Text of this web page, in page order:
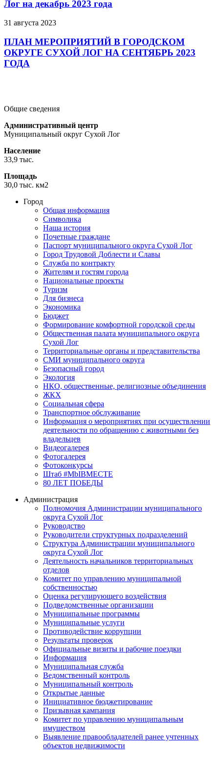
Лог на декабрь 2023 года
31 августа 2023
ПЛАН МЕРОПРИЯТИЙ В ГОРОДСКОМ
ОКРУГЕ СУХОЙ ЛОГ НА СЕНТЯБРЬ 2023
ГОДА
Общие сведения
Административный центр
Муниципальный округ Сухой Лог
Население
33,9 тыс.
Площадь
30,0 тыс. км2
Город
Общая информация
Символика
Наша история
Почетные граждане
Паспорт муниципального округа Сухой Лог
Город Трудовой Доблести и Славы
Служба по контракту
Жителям и гостям города
Национальные проекты
Туризм
Для бизнеса
Экономика
Бюджет
Формирование комфортной городской среды
Общественная палата муниципального округа
Сухой Лог
Территориальные органы и представительства
СМИ муниципального округа
Безопасный город
Экология
НКО, общественные, религиозные объединения
ЖКХ
Социальная сфера
Транспортное обслуживание
Информация о мероприятиях при осуществлении
деятельности по обращению с животными без
владельцев
Видеогалерея
Фотогалерея
Фотоконкурсы
Штаб #MbIBMECTE
80 ЛЕТ ПОБЕДЫ
Администрация
Полномочия Администрации муниципального
округа Сухой Лог
Руководство
Руководители структурных подразделений
Структура Администрации муниципального
округа Сухой Лог
Деятельность начальников территориальных
отделов
Комитет по управлению муниципальной
собственностью
Оценка регулирующего воздействия
Подведомственные организации
Муниципальные программы
Муниципальные услуги
Противодействие коррупции
Результаты проверок
Официальные визиты и рабочие поездки
Информация
Муниципальная служба
Ведомственный контроль
Муниципальный контроль
Открытые данные
Инициативное бюджетирование
Призывная кампания
Комитет по управлению муниципальным
имуществом
Выявление правообладателей ранее учтенных
объектов недвижимости